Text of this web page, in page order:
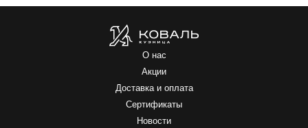
О нас
Акции
Доставка и оплата
Сертификаты
Новости